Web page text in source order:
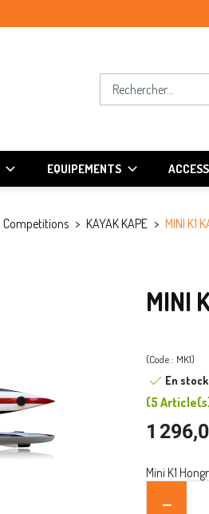
EQUIPEMENTS
Competitions KAYAK KAPE MINI K1
MINI
(Code : MK1)
En stock
(5
1
Mini K1